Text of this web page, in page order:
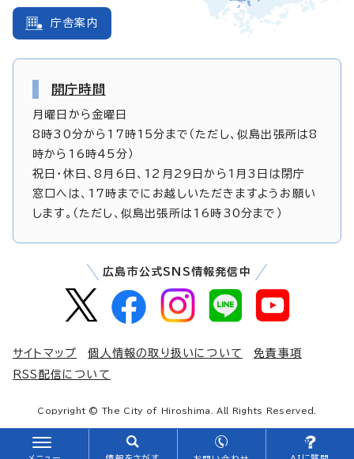
庁舎案内
開庁時間
月曜日から金曜日
8時30分から17時15分まで（ただし、似島出張所は8
時から16時45分）
祝日・休日、8月6日、12月29日から1月3日は閉庁
窓口へは、17時までにお越しいただきますようお願い
します。（ただし、似島出張所は16時30分まで）
広島市公式SNS情報発信中
サイトマップ 個人情報の取り扱いについて
免責事項
RSS配信について
Copyright © The City of Hiroshima. All Rights Reserved.